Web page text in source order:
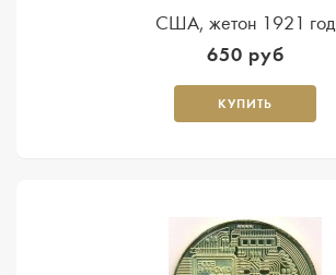
США, жетон 1921 год
650 руб
КУПИТЬ